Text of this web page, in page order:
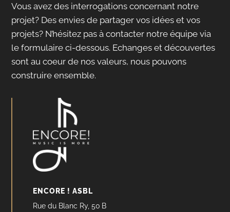
Vous avez des interrogations concernant notre
projet? Des envies de partager vos idées et vos
projets? N’hésitez pas à contacter notre équipe via
le formulaire ci-dessous. Echanges et découvertes
sont au coeur de nos valeurs, nous pouvons
construire ensemble.
ENCORE ! ASBL
Rue du Blanc Ry, 50 B